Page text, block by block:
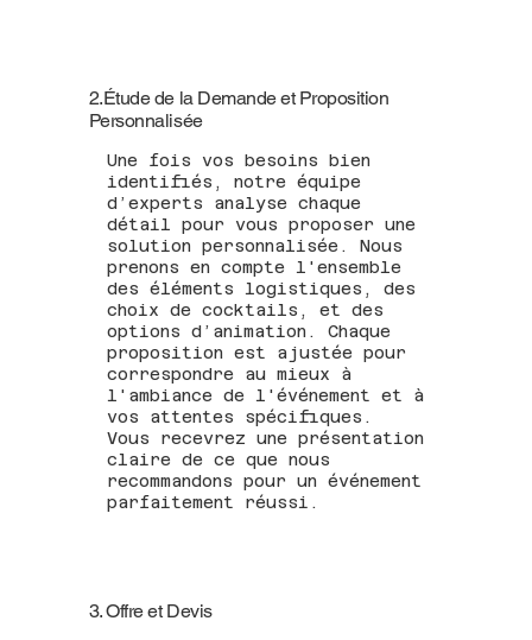
2.Étude de la Demande et Proposition
Personnalisée
Une fois vos besoins bien
identifiés, notre équipe
d’experts analyse chaque
détail pour vous proposer une
solution personnalisée. Nous
prenons en compte l'ensemble
des éléments logistiques, des
choix de cocktails, et des
options d’animation. Chaque
proposition est ajustée pour
correspondre au mieux à
l'ambiance de l'événement et à
vos attentes spécifiques.
Vous recevrez une présentation
claire de ce que nous
recommandons pour un événement
parfaitement réussi.
3. Offre et Devis